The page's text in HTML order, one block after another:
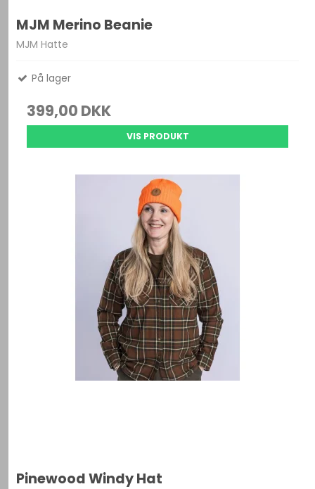
MJM Merino Beanie
MJM Hatte
På lager
399,00 DKK
VIS PRODUKT
Pinewood Windy Hat